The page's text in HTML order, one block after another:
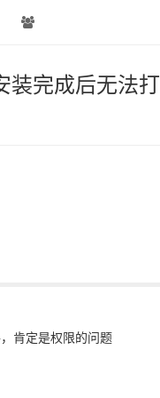
完成后无法打
肯定是权限的问题